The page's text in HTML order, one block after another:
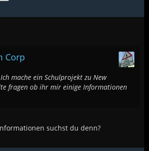
Corp
mache ein Schulprojekt zu New
fragen ob ihr mir einige Informationen
suchst du denn?